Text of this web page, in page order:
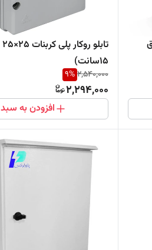
۱۵سانت)
2,540,000
9%
2,294,000
افزودن به سبد